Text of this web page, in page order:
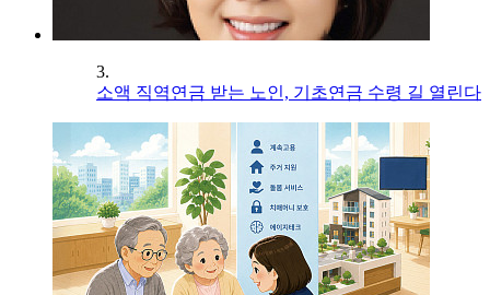
3.
소액 직역연금 받는 노인, 기초연금 수령 길 열린다